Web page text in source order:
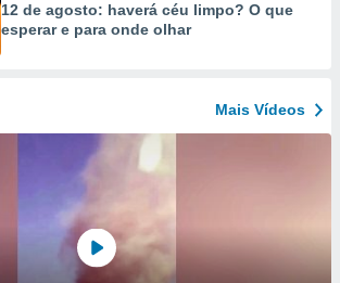
12 de agosto: haverá céu limpo? O que
esperar e para onde olhar
Mais Vídeos